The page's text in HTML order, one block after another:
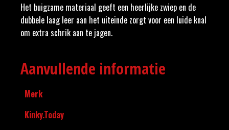
Het buigzame materiaal geeft een heerlijke zwiep en de
dubbele laag leer aan het uiteinde zorgt voor een luide knal
om extra schrik aan te jagen.
Aanvullende informatie
Merk
Kinky.Today